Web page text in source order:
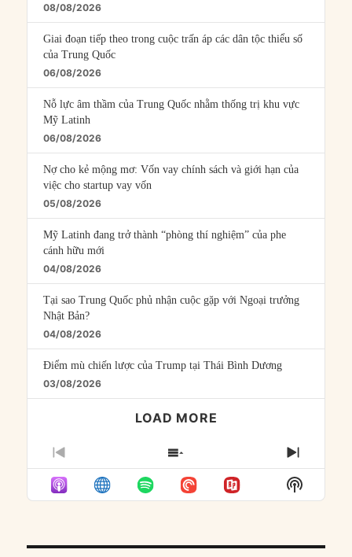
08/08/2026
Giai đoạn tiếp theo trong cuộc trấn áp các dân tộc thiểu số
của Trung Quốc
06/08/2026
Nỗ lực âm thầm của Trung Quốc nhằm thống trị khu vực
Mỹ Latinh
06/08/2026
Nợ cho kẻ mộng mơ: Vốn vay chính sách và giới hạn của
việc cho startup vay vốn
05/08/2026
Mỹ Latinh đang trở thành “phòng thí nghiệm” của phe
cánh hữu mới
04/08/2026
Tại sao Trung Quốc phủ nhận cuộc gặp với Ngoại trưởng
Nhật Bản?
04/08/2026
Điểm mù chiến lược của Trump tại Thái Bình Dương
03/08/2026
LOAD MORE
PREVIOUS
EPISODE
SHOW
EPISODES
LIST
NEXT
Show
Podcast